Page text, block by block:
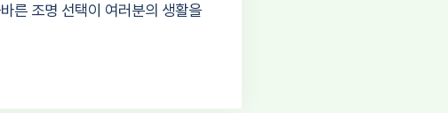
른 조명 선택이 여러분의 생활을